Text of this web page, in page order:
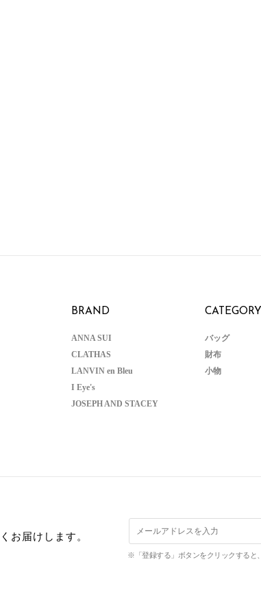
BRAND
ANNA SUI
CLATHAS
LANVIN en Bleu
I Eye's
JOSEPH AND STACEY
CATEGORY
バッグ
財布
小物
お届けします。
※「登録する」ボタンをクリックすると、